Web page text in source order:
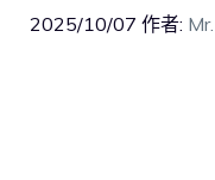
2025/10/07 作者: